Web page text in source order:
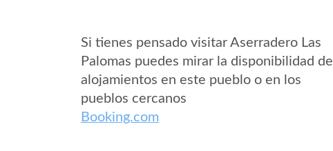
Si tienes pensado visitar Aserradero Las
Palomas puedes mirar la disponibilidad de
alojamientos en este pueblo o en los
pueblos cercanos
Booking.com